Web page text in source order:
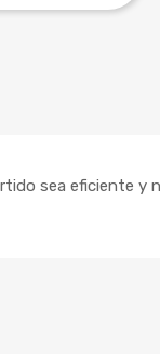
sea eficiente y